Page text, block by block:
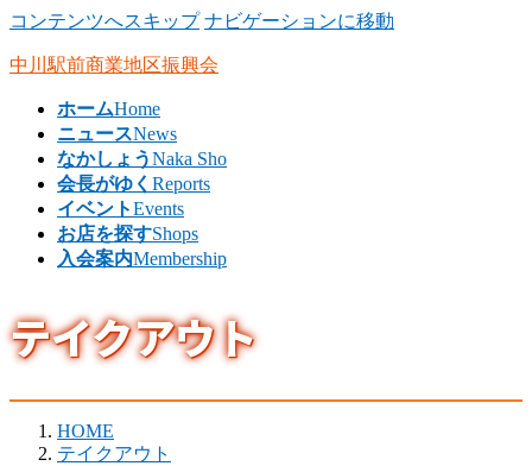
コンテンツへスキップ ナビゲーションに移動
中川駅前商業地区振興会
ホームHome
ニュースNews
なかしょうNaka Sho
会長がゆく Reports
イベントEvents
お店を探すShops
入会案内Membership
テイクアウト
HOME
テイクアウト